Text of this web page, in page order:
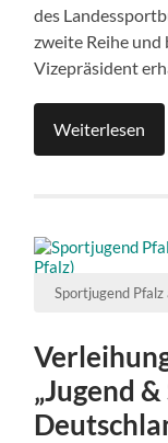
des
zweite Reihe
Vizepräsident
Weiterlesen
Sportjugend
„Jugend